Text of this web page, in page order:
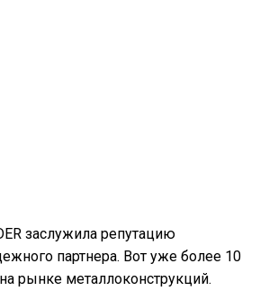
заслужила репутацию
партнера. Вот уже более 10
рынке металлоконструкций.